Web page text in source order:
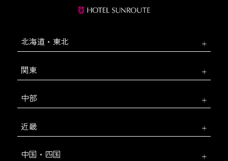
北海道・東北
関東
中部
近畿
中国・四国